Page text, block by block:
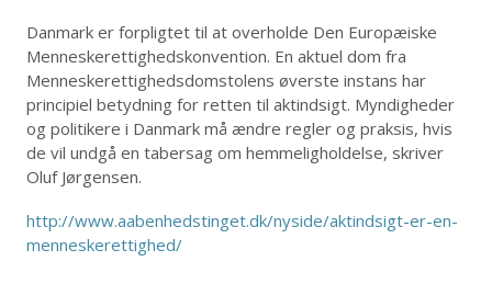
Danmark er forpligtet til at overholde Den Europæiske
Menneskerettighedskonvention. En aktuel dom fra
Menneskerettighedsdomstolens øverste instans har
principiel betydning for retten til aktindsigt. Myndigheder
og politikere i Danmark må ændre regler og praksis, hvis
de vil undgå en tabersag om hemmeligholdelse, skriver
Oluf Jørgensen.
http://www.aabenhedstinget.dk/nyside/aktindsigt-er-en-
menneskerettighed/